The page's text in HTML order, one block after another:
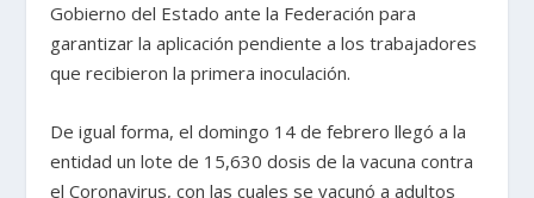
Gobierno del Estado ante la Federación para
garantizar la aplicación pendiente a los trabajadores
que recibieron la primera inoculación.
De igual forma, el domingo 14 de febrero llegó a la
entidad un lote de 15,630 dosis de la vacuna contra
el Coronavirus, con las cuales se vacunó a adultos